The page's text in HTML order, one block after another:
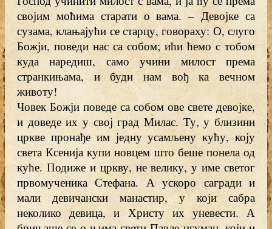
својим моћима старати о вама. – Девојке са
сузама, клањајући се старцу, говораху: О, слуго
Божји, поведи нас са собом; ићи ћемо с тобом
куда наредиш, само учини милост према
странкињама, и буди нам вођ ка вечном
животу!
Човек Божји поведе са собом ове свете девојке,
и доведе их у свој град Милас. Ту, у близини
цркве пронађе им једну усамљену кућу, коју
света Ксенија купи новцем што беше понела од
куће. Подиже и цркву, не велику, у име светог
првомученика Стефана. А ускоро сагради и
мали девичански манастир, у који сабра
неколико девица, и Христу их уневести. А